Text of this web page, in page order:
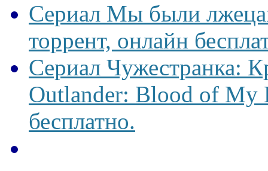
Сериал Мы были
торрент, онлайн
Сериал Чужестранка:
Outlander: Blood of My
бесплатно.